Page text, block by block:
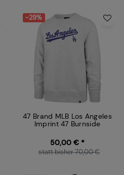
-29%
47 Brand MLB Los Angeles
Imprint 47 Burnside
50,00 € *
statt bisher 70,00 €